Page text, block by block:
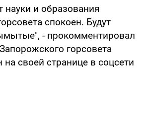
науки и образования
спокоен. Будут
- прокомментировал
горсовета
своей странице в соцсети